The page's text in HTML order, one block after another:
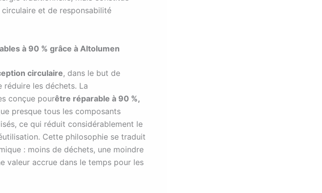
et de responsabilité
à 90 % grâce à Altolumen
circulaire, dans le but de
les déchets. La
conçue pourêtre réparable à 90 %,
presque tous les composants
ce qui réduit considérablement le
Cette philosophie se traduit
: moins de déchets, une moindre
valeur accrue dans le temps pour les